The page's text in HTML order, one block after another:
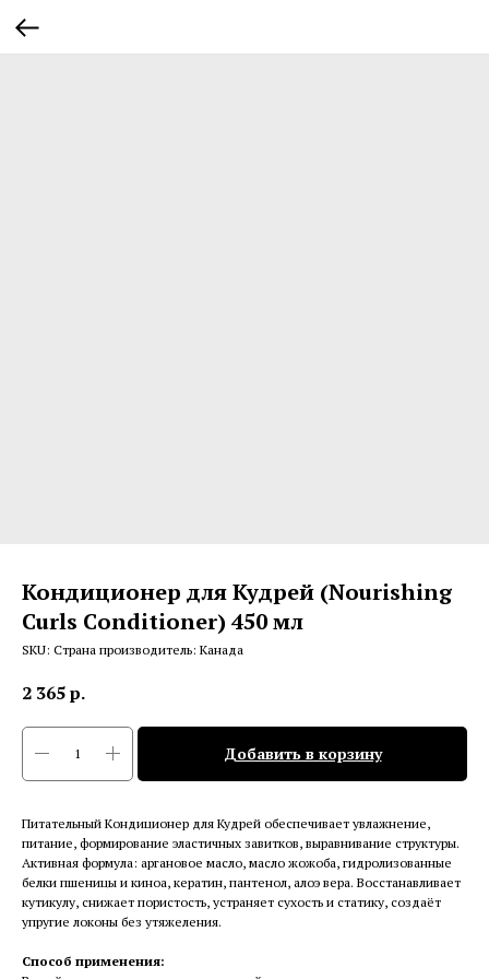
Кондиционер для Кудрей (Nourishing
Curls Conditioner) 450 мл
SKU: Страна производитель: Канада
2 365р.
Добавить в корзину
Питательный Кондиционер для Кудрей обеспечивает увлажнение,
питание, формирование эластичных завитков, выравнивание структуры.
Активная формула: аргановое масло, масло жожоба, гидролизованные
белки пшеницы и киноа, кератин, пантенол, алоэ вера. Восстанавливает
кутикулу, снижает пористость, устраняет сухость и статику, создаёт
упругие локоны без утяжеления.
Способ применения: